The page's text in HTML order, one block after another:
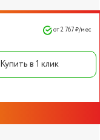
от 2 767 ₽/мес
Купить в 1 клик